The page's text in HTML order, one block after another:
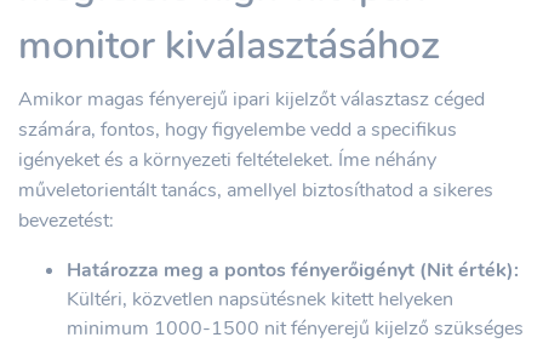
monitor kiválasztásához
Amikor magas fényerejű ipari kijelzőt választasz céged
számára, fontos, hogy figyelembe vedd a specifikus
igényeket és a környezeti feltételeket. Íme néhány
műveletorientált tanács, amellyel biztosíthatod a sikeres
bevezetést:
Határozza meg a pontos fényerőigényt (Nit érték):
Kültéri, közvetlen napsütésnek kitett helyeken
minimum 1000-1500 nit fényerejű kijelző szükséges